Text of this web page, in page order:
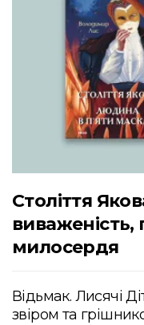
Століття
милосердя
Відьмак. Лисячі
звіром та